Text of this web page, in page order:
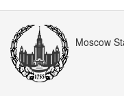
Moscow